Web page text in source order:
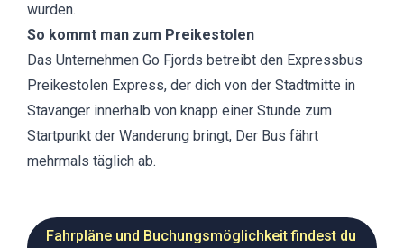
wurden.
So kommt man zum Preikestolen
Das Unternehmen Go Fjords betreibt den Expressbus
Preikestolen Express, der dich von der Stadtmitte in
Stavanger innerhalb von knapp einer Stunde zum
Startpunkt der Wanderung bringt, Der Bus fährt
mehrmals täglich ab.
Fahrpläne und Buchungsmöglichkeit findest du